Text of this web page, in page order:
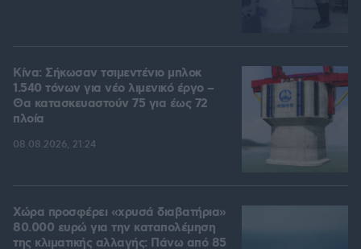
Κίνα: Σήκωσαν τσιμεντένιο μπλοκ
1.540 τόνων για νέο λιμενικό έργο –
Θα κατασκευαστούν 75 για έως 72
πλοία
08.08.2026, 21:24
Χώρα προσφέρει «χρυσά διαβατήρια»
80.000 ευρώ για την καταπολέμηση
της κλιματικής αλλαγής: Πάνω από 85